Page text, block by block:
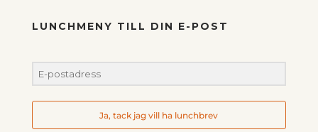
LUNCHMENY TILL DIN E-POST
Ja, tack jag vill ha lunchbrev